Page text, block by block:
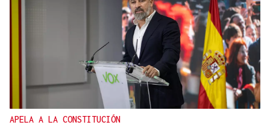
APELA A LA CONSTITUCIÓN